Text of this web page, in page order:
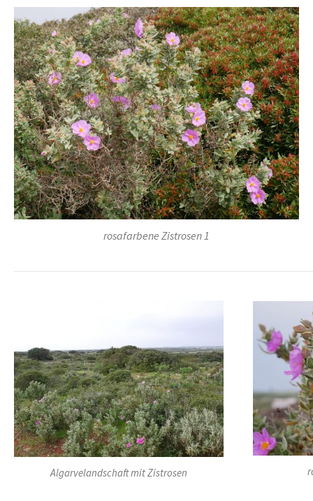
rosafarbene Zistrosen 1
Algarvelandschaft mit Zistrosen